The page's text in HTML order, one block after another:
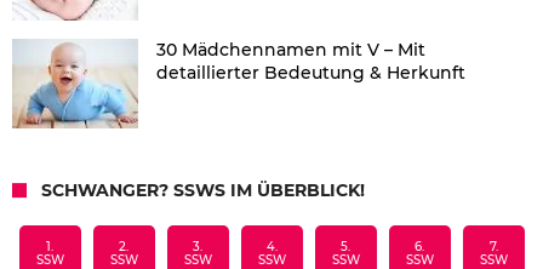
30 Mädchennamen mit V – Mit
detaillierter Bedeutung & Herkunft
SCHWANGER? SSWS IM ÜBERBLICK!
1.
SSW
2.
SSW
3.
SSW
4.
SSW
5.
SSW
6.
SSW
7.
SSW